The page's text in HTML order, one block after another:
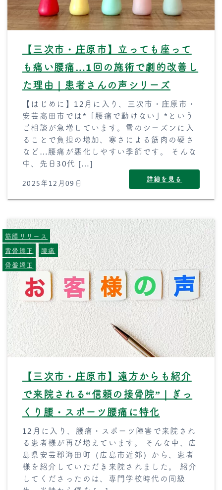
【三次市・庄原市】立っても座って
も痛い腰痛…1回の施術で劇的改善し
た理由｜患者さんの声シリーズ
【はじめに】12月に入り、三次市・庄原市・
安芸高田市では*「腰痛で動けない」*という
ご相談が急増しています。雪のシーズンに入
ることで負担の増加、寒さによる筋肉の硬さ
など…腰痛が悪化しやすい季節です。 そんな
中、先日30代 […]
2025年12月09日 詳細を見る
【三次市・庄原市】遠方からも紹介
で来院される“信頼の接骨院”｜ぎっ
くり腰・スポーツ腰痛に特化
12月に入り、腰痛・スポーツ障害で来院され
る患者様が再び増えています。 そんな中、広
島県安芸郡海田町（広島市近郊）から、患者
様を紹介していただき来院されました。 紹介
してくださったのは、専門学校時代の同級
筋膜リリース
背骨矯正
腰痛
骨盤矯正